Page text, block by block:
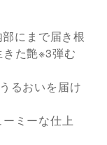
にまで届き根
た艶※3弾む
るおいを届け
ミーな仕上